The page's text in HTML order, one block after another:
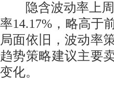
隐含波动率上周
率14.17%，略高于
局面依旧，波动率
趋势策略建议主要
变化。